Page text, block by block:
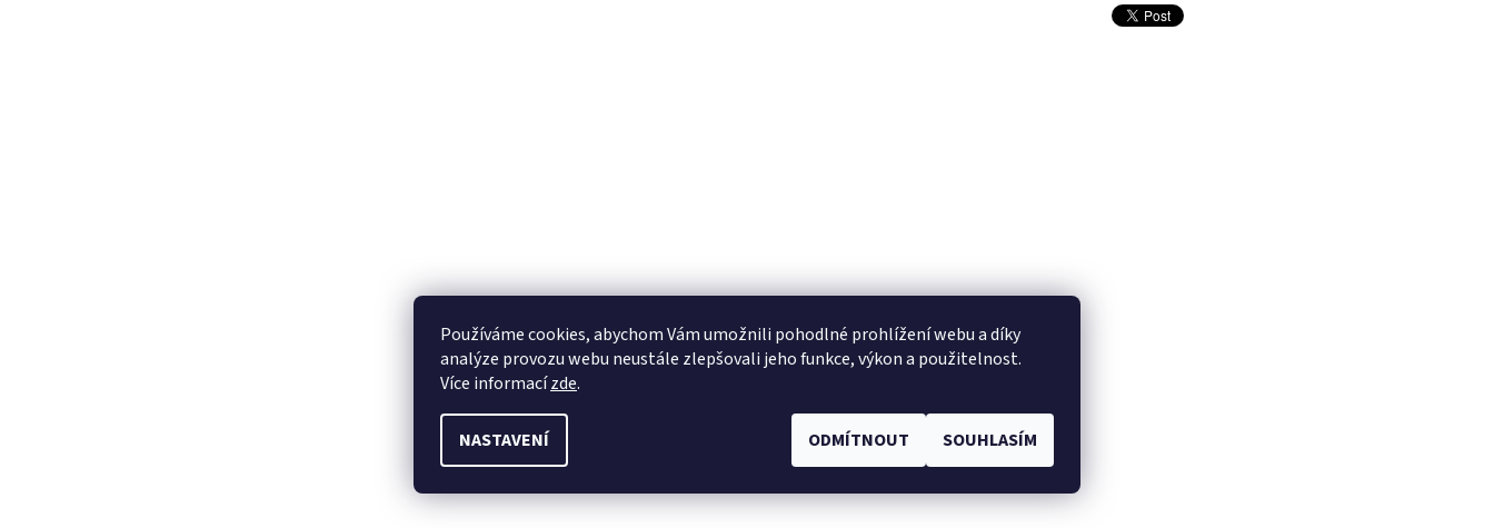
Používáme cookies, abychom Vám umožnili pohodlné prohlížení webu a díky
analýze provozu webu neustále zlepšovali jeho funkce, výkon a použitelnost.
Více informacízde.
NASTAVENÍ ODMÍTNOUT SOUHLASÍM